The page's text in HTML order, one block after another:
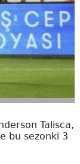
Talisca,
bu sezonki 3